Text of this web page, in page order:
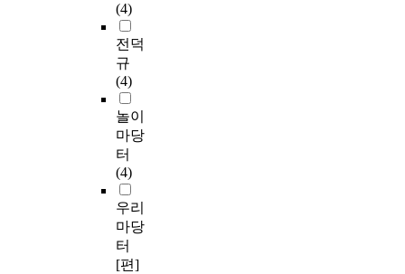
(4)
전덕
규
(4)
놀이
마당
터
(4)
우리
마당
터
[편]